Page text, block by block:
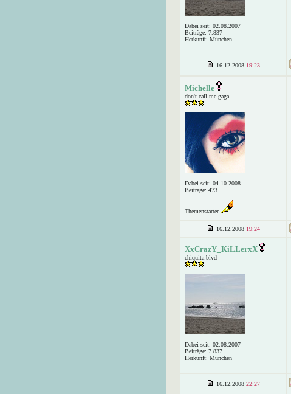
Dabei seit: 02.08.2007
Beiträge: 7.837
Herkunft: München
16.12.2008 19:23
Michelle
don't call me gaga
Dabei seit: 04.10.2008
Beiträge: 473
Themenstarter
16.12.2008 19:24
XxCrazY_KiLLerxX
chiquita blvd
Dabei seit: 02.08.2007
Beiträge: 7.837
Herkunft: München
16.12.2008 22:27